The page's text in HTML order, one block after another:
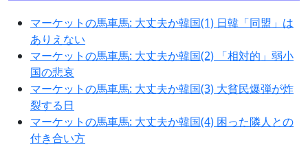
マーケットの馬車馬: 大丈夫か韓国(1) 日韓「同盟」は
ありえない
マーケットの馬車馬: 大丈夫か韓国(2) 「相対的」弱小
国の悲哀
マーケットの馬車馬: 大丈夫か韓国(3) 大貧民爆弾が炸
裂する日
マーケットの馬車馬: 大丈夫か韓国(4) 困った隣人との
付き合い方